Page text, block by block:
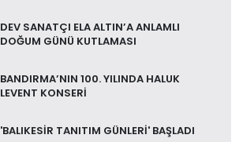
DEV SANATÇI ELA ALTIN’A ANLAMLI
DOĞUM GÜNÜ KUTLAMASI
BANDIRMA’NIN 100. YILINDA HALUK
LEVENT KONSERİ
'BALIKESİR TANITIM GÜNLERİ' BAŞLADI